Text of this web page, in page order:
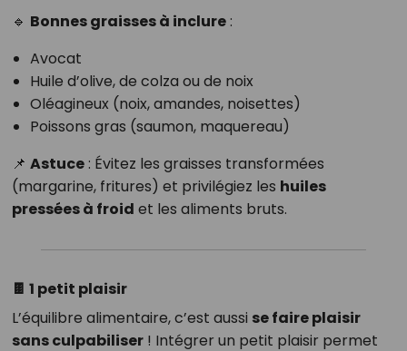
🔹 Bonnes graisses à inclure:
Avocat
Huile d’olive, de colza ou de noix
Oléagineux (noix, amandes, noisettes)
Poissons gras (saumon, maquereau)
📌 Astuce: Évitez les graisses transformées
(margarine, fritures) et privilégiez les huiles
pressées à froid et les aliments bruts.
🍫 1 petit plaisir
L’équilibre alimentaire, c’est aussi se faire plaisir
sans culpabiliser! Intégrer un petit plaisir permet